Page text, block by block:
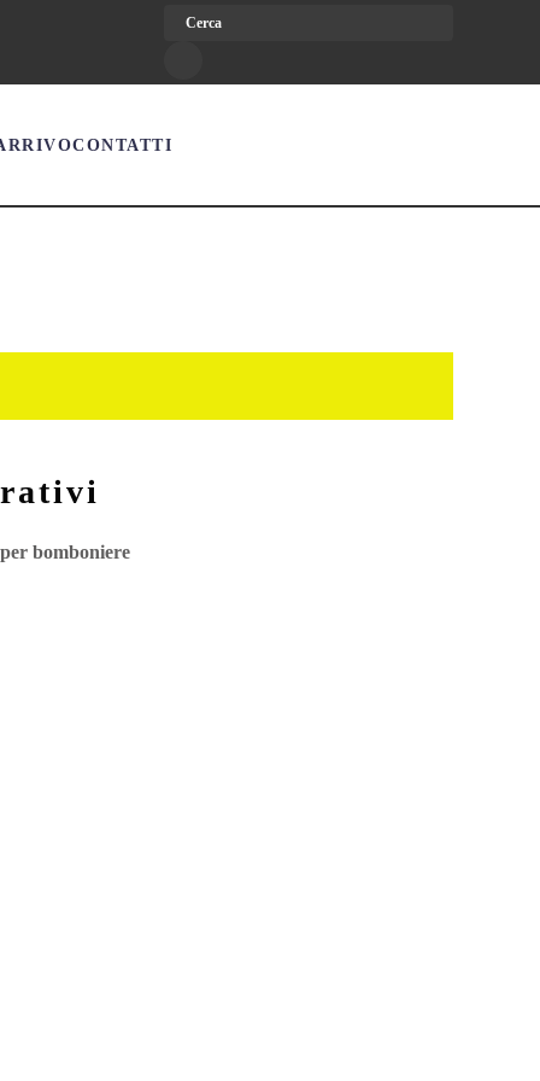
CONTATTI
bomboniere